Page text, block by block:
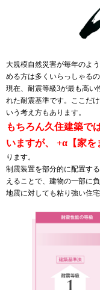
大規模自然災害が毎年のよ
める方は多くいらっしゃる
現在、耐震等級3が最も高い
れた耐震基準です。ここだ
いう考え方もあります。
もちろん久住建築で
いますが、 +α【家を
ります。
制震装置を部分的に配置す
えることで、建物の一部に
地震に対しても粘り強い住宅